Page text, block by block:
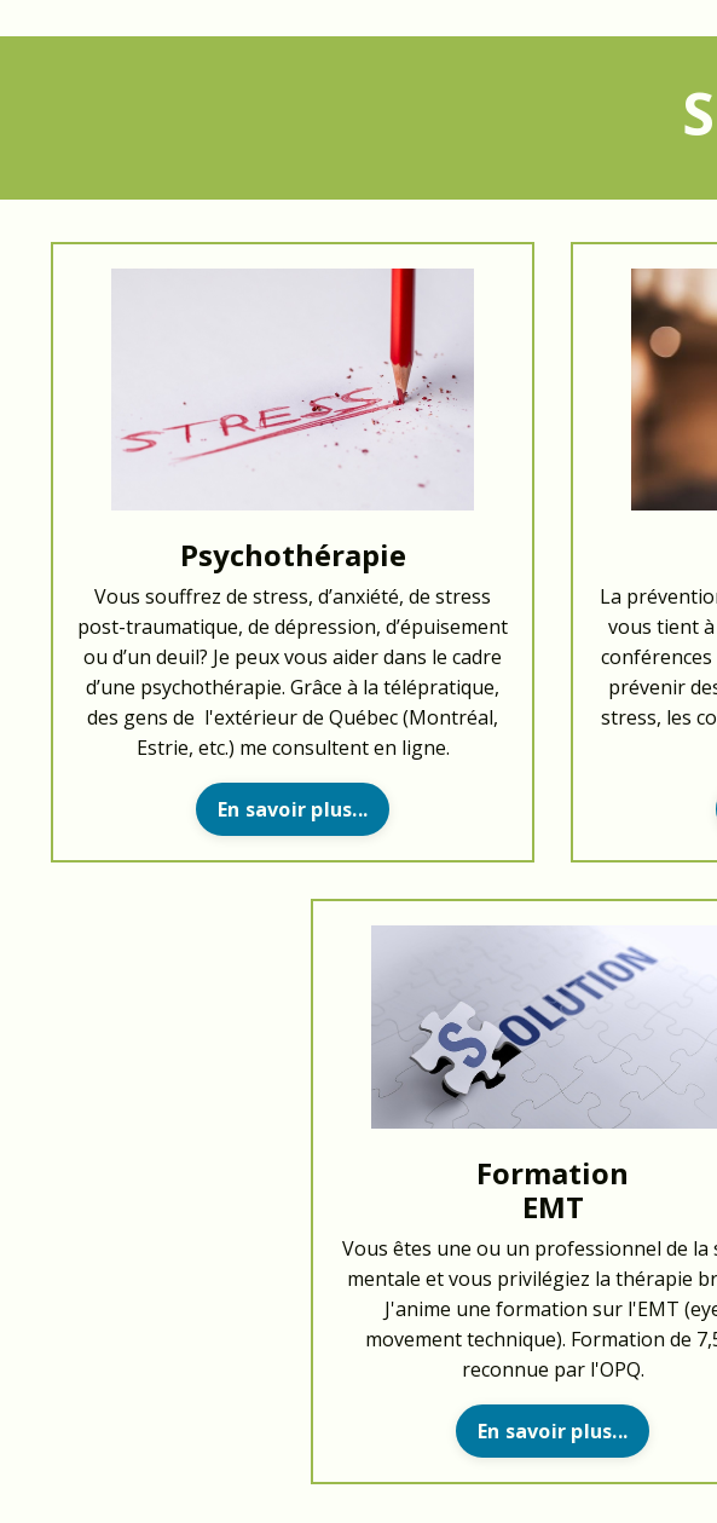
Psychothérapie
Vous souffrez de stress, d’anxiété, de stress
post-traumatique, de dépression, d’épuisement
ou d’un deuil? Je peux vous aider dans le cadre
d’une psychothérapie. Grâce à la télépratique,
des gens de l'extérieur de Québec (Montréal,
Estrie, etc.) me consultent en ligne.
En savoir plus...
La
vous tient à
prévenir
stress, les
Formation
EMT
Vous êtes une ou un professionnel de la
mentale et vous privilégiez la thérapie
J'anime une formation sur l'EMT
movement technique). Formation de
reconnue par l'OPQ.
En savoir plus...